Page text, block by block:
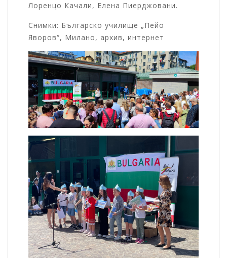
Лоренцо Качали, Елена Пиерджовани.
Снимки: Българско училище „Пейо
Яворов“, Милано, архив, интернет